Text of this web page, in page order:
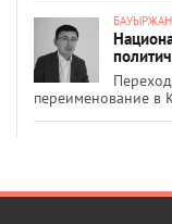
переименование в